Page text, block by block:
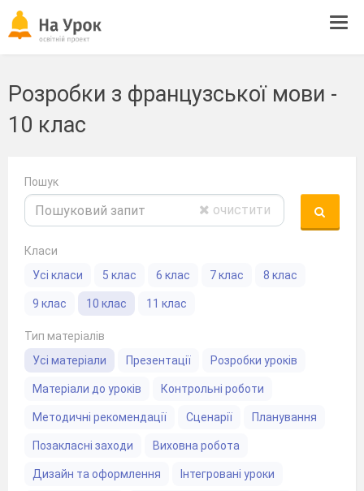
Розробки з французської мови -
10 клас
Пошук
очистити
Класи
Усі класи
5 клас 6 клас 7 клас 8 клас
9 клас 10 клас 11 клас
Тип матеріалів
Усі матеріали
Презентації Розробки уроків
Матеріали до уроків Контрольні роботи
Методичні рекомендації Сценарії Планування
Позакласні заходи Виховна робота
Дизайн та оформлення Інтегровані уроки